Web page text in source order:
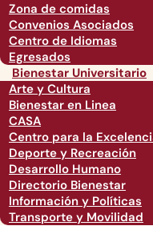
Zona de comidas
Convenios Asociados
Centro de Idiomas
Egresados
Bienestar Universitario
Arte y Cultura
Bienestar en Linea
CASA
Centro para la
Deporte y Recreación
Desarrollo Humano
Directorio Bienestar
Información y Políticas
Transporte y Movilidad